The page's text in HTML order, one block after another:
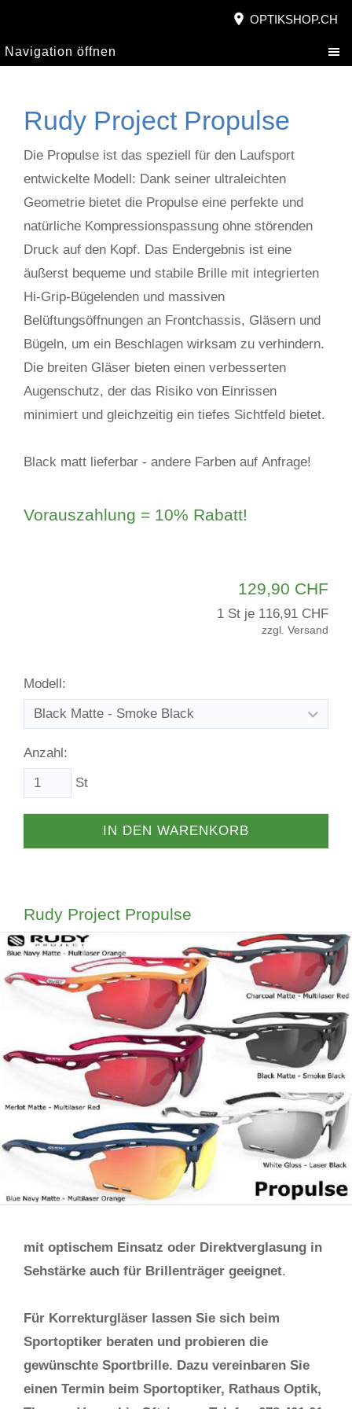
OPTIKSHOP.CH
Navigation öffnen
Rudy Project Propulse
Die Propulse ist das speziell für den Laufsport
entwickelte Modell: Dank seiner ultraleichten
Geometrie bietet die Propulse eine perfekte und
natürliche Kompressionspassung ohne störenden
Druck auf den Kopf. Das Endergebnis ist eine
äußerst bequeme und stabile Brille mit integrierten
Hi-Grip-Bügelenden und massiven
Belüftungsöffnungen an Frontchassis, Gläsern und
Bügeln, um ein Beschlagen wirksam zu verhindern.
Die breiten Gläser bieten einen verbesserten
Augenschutz, der das Risiko von Einrissen
minimiert und gleichzeitig ein tiefes Sichtfeld bietet.
Black matt lieferbar - andere Farben auf Anfrage!
Vorauszahlung = 10% Rabatt!
129,90 CHF
1 St je 116,91 CHF
zzgl. Versand
Modell:
Anzahl:
St
IN DEN WARENKORB
Rudy Project Propulse
mit optischem Einsatz oder Direktverglasung in
Sehstärke auch für Brillenträger geeignet.
Für Korrekturgläser lassen Sie sich beim
Sportoptiker beraten und probieren die
gewünschte Sportbrille. Dazu vereinbaren Sie
einen Termin beim Sportoptiker, Rathaus Optik,